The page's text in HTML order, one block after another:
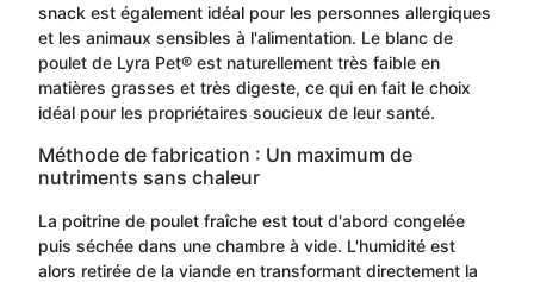
snack est également idéal pour les personnes allergiques
et les animaux sensibles à l'alimentation. Le blanc de
poulet de Lyra Pet® est naturellement très faible en
matières grasses et très digeste, ce qui en fait le choix
idéal pour les propriétaires soucieux de leur santé.
Méthode de fabrication : Un maximum de
nutriments sans chaleur
La poitrine de poulet fraîche est tout d'abord congelée
puis séchée dans une chambre à vide. L'humidité est
alors retirée de la viande en transformant directement la